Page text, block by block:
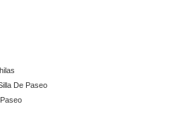
De Paseo